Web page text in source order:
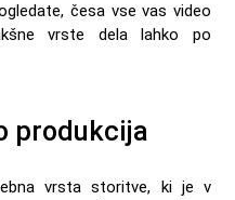
česa vse vas video
vrste dela lahko po
produkcija
vrsta storitve, ki je v